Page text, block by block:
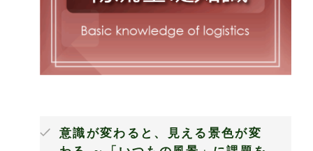
意識が変わると、見える景色が変